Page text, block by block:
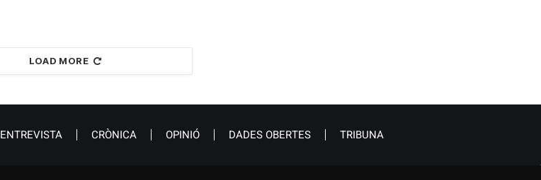
LOAD MORE
ENTREVISTA CRÒNICA OPINIÓ DADES OBERTES TRIBUNA